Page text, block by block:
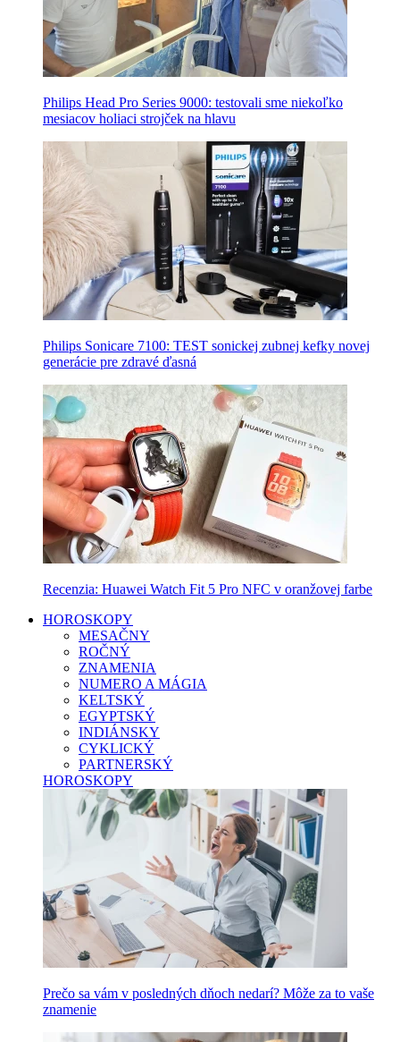
Philips Head Pro Series 9000: testovali sme niekoľko
mesiacov holiaci strojček na hlavu
Philips Sonicare 7100: TEST sonickej zubnej kefky novej
generácie pre zdravé ďasná
Recenzia: Huawei Watch Fit 5 Pro NFC v oranžovej farbe
HOROSKOPY
MESAČNY
ROČNÝ
ZNAMENIA
NUMERO A MÁGIA
KELTSKÝ
EGYPTSKÝ
INDIÁNSKY
CYKLICKÝ
PARTNERSKÝ
HOROSKOPY
Prečo sa vám v posledných dňoch nedarí? Môže za to vaše
znamenie